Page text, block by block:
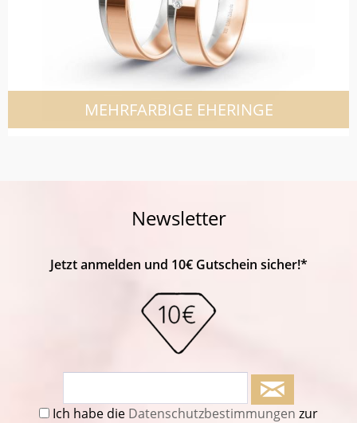
MEHRFARBIGE EHERINGE
Newsletter
Jetzt anmelden und 10€ Gutschein sicher!*
Ich habe die Datenschutzbestimmungen zur